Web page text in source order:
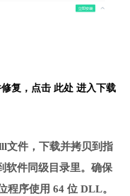
复， 点击 此处 进入下载
文件，下载并拷贝到指
软件同级目录里。确保
程序使用 64 位 DLL。